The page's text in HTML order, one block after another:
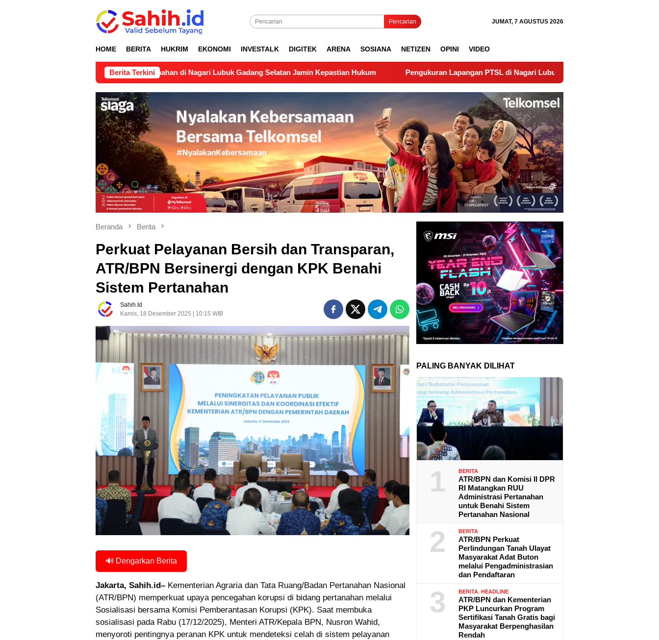
Pencarian JUMAT, 7 AGUSTUS 2026
HOME BERITA HUKRIM EKONOMI INVESTALK DIGITEK ARENA SOSIANA NETIZEN OPINI VIDEO
Berita Terkini
Pertimbangan Teknis Pertanahan di Nagari Lubuk Gadang Selatan Jamin Kepastian Hukum Pengukuran Lapangan PTSL di Nagari Lubuk Gadang Timur Wujudkan Kepastian Hukum
Beranda Berita
Perkuat Pelayanan Bersih dan Transparan,
ATR/BPN Bersinergi dengan KPK Benahi
Sistem Pertanahan
Sahih.id
Kamis, 18 Desember 2025 | 10:15 WIB
🔊 Dengarkan Berita
Jakarta, Sahih.id– Kementerian Agraria dan Tata Ruang/Badan Pertanahan Nasional
(ATR/BPN) memperkuat upaya pencegahan korupsi di bidang pertanahan melalui
Sosialisasi bersama Komisi Pemberantasan Korupsi (KPK). Saat membuka
sosialisasi pada Rabu (17/12/2025), Menteri ATR/Kepala BPN, Nusron Wahid,
menyoroti pentingnya peranan KPK untuk mendeteksi celah di sistem pelayanan
PALING BANYAK DILIHAT
1 BERITA
ATR/BPN dan Komisi II DPR
RI Matangkan RUU
Administrasi Pertanahan
untuk Benahi Sistem
Pertanahan Nasional
2 BERITA
ATR/BPN Perkuat
Perlindungan Tanah Ulayat
Masyarakat Adat Buton
melalui Pengadministrasian
dan Pendaftaran
3 BERITA HEADLINE
ATR/BPN dan Kementerian
PKP Luncurkan Program
Sertifikasi Tanah Gratis bagi
Masyarakat Berpenghasilan
Rendah